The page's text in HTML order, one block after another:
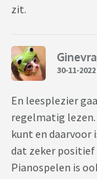
zit.
Ginevra
30-11-2022
En leesplezier
regelmatig lezen.
kunt en daarvoor
dat zeker positief
Pianospelen is